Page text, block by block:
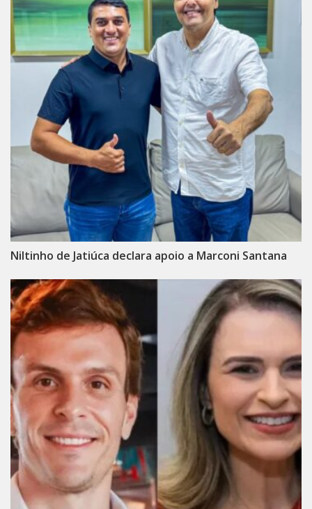
Niltinho de Jatiúca declara apoio a Marconi Santana